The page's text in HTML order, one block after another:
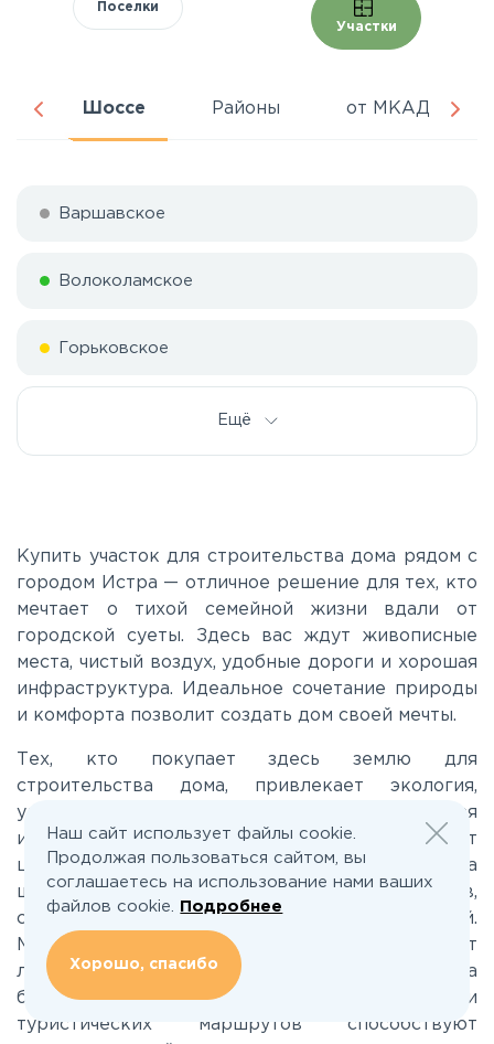
Поселки
Участки
Шоссе Районы от МКАД
Варшавское
Волоколамское
Горьковское
Калужское
Каширское
Киевское
Ленинградское
Минское
Новорижское
Ещё
Купить участок для строительства дома рядом с
городом Истра — отличное решение для тех, кто
мечтает о тихой семейной жизни вдали от
городской суеты. Здесь вас ждут живописные
места, чистый воздух, удобные дороги и хорошая
инфраструктура. Идеальное сочетание природы
и комфорта позволит создать дом своей мечты.
Тех, кто покупает здесь землю для
строительства дома, привлекает экология,
удобное транспортное сообщение, отличная
инфраструктура. Несмотря на удаленность от
центра Москвы, в окрестностях Истры масса
школ, больниц, торговых комплексов,
спортивных площадок, парков развлечений.
Многочисленные озера и реки привлекают
любителей рыбалки и водных видов спорта, а
большое количестворекреационных зон и
туристических маршрутов способствуют
Наш сайт использует файлы cookie.
Продолжая пользоваться сайтом, вы
соглашаетесь на использование нами ваших
файлов cookie.
Подробнее
Хорошо, спасибо